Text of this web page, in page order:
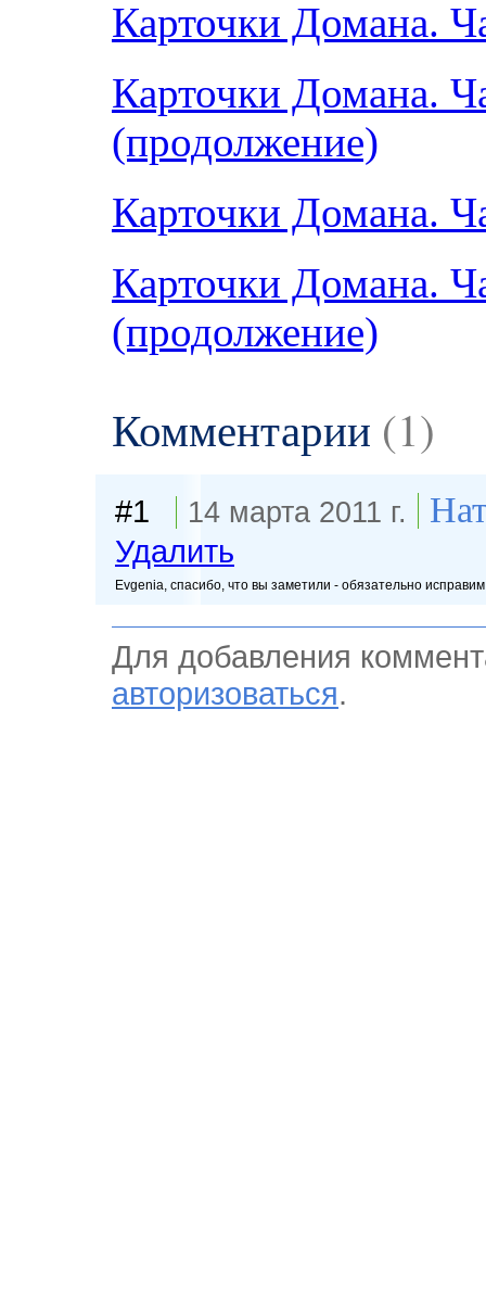
Карточки Домана.
Карточки Домана.
(продолжение)
Карточки Домана.
Карточки Домана.
(продолжение)
Комментарии (1)
#1 14 марта 2011 г.
Удалить
Evgenia, спасибо, что вы заметили - обязательно
Для добавления
авторизоваться.